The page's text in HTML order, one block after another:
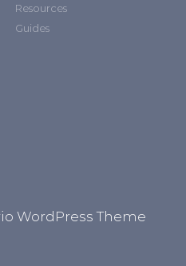
Resources
Guides
WordPress Theme